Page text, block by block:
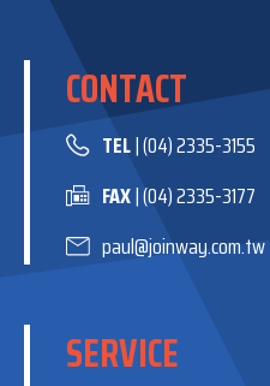
CONTACT
TEL| (04) 2335-3155
FAX| (04) 2335-3177
paul@joinway.com.tw
SERVICE